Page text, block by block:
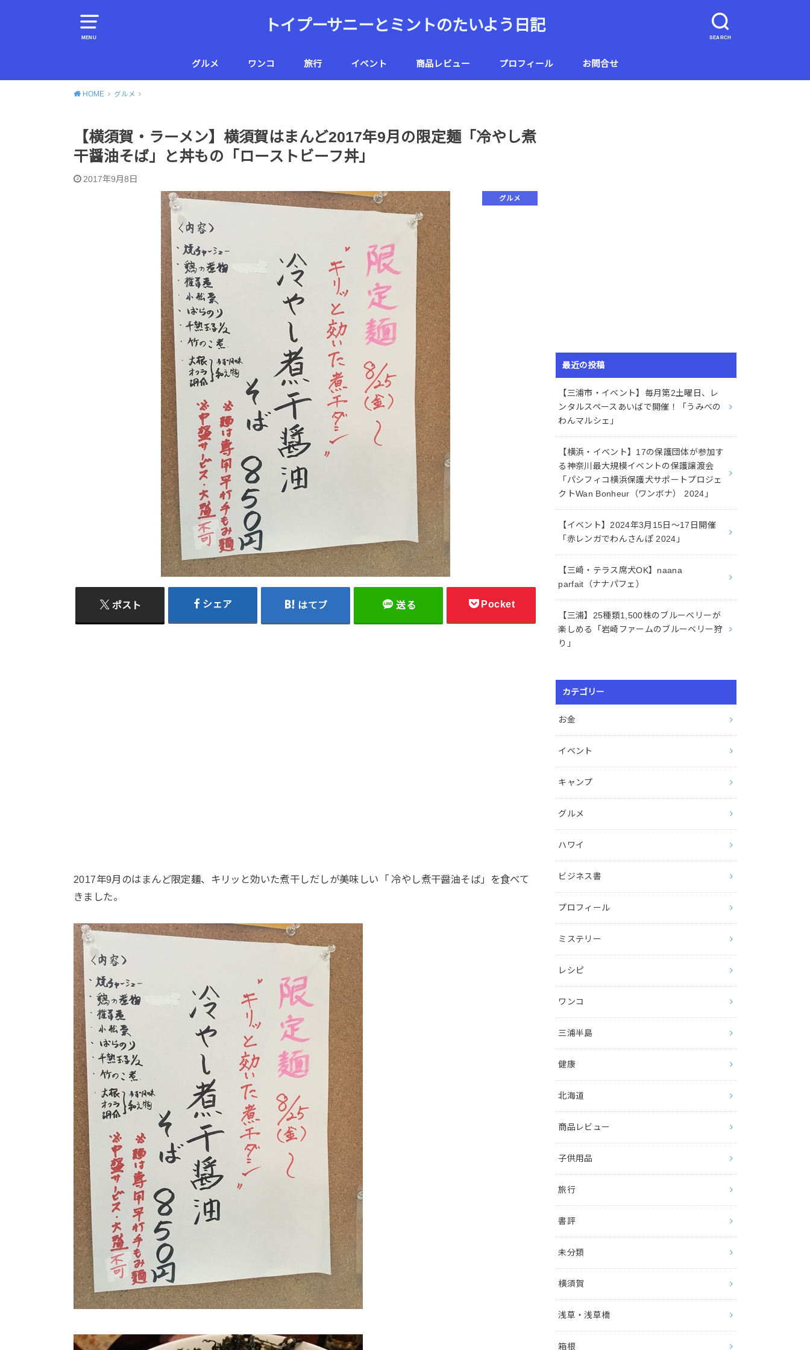
MENU SEARCH
トイプーサニーとミントのたいよう日記
グルメ ワンコ 旅行 イベント 商品レビュー プロフィール お問合せ
HOME グルメ
【横須賀・ラーメン】横須賀はまんど2017年9月の限定麺「冷やし煮
干醤油そば」と丼もの「ローストビーフ丼」
2017年9月8日
グルメ
ポスト シェア はてブ 送る Pocket
2017年9月のはまんど限定麺、キリッと効いた煮干しだしが美味しい「 冷やし煮干醤油そば」を食べて
きました。
最近の投稿
【三浦市・イベント】毎月第2土曜日、レ
ンタルスペースあいばで開催！「うみべの
わんマルシェ」
【横浜・イベント】17の保護団体が参加す
る神奈川最大規模イベントの保護譲渡会
「パシフィコ横浜保護犬サポートプロジェ
クトWan Bonheur（ワンボナ） 2024」
【イベント】2024年3月15日〜17日開催
「赤レンガでわんさんぽ 2024」
【三崎・テラス席犬OK】naana
parfait（ナナパフェ）
【三浦】25種類1,500株のブルーベリーが
楽しめる「岩崎ファームのブルーベリー狩
り」
カテゴリー
お金
イベント
キャンプ
グルメ
ハワイ
ビジネス書
プロフィール
ミステリー
レシピ
ワンコ
三浦半島
健康
北海道
商品レビュー
子供用品
旅行
書評
未分類
横須賀
浅草・浅草橋
箱根